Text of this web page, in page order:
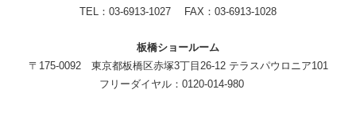
TEL：03-6913-1027 FAX：03-6913-1028
板橋ショールーム
〒175-0092 東京都板橋区赤塚3丁目26-12 テラスパウロニア101
フリーダイヤル：0120-014-980